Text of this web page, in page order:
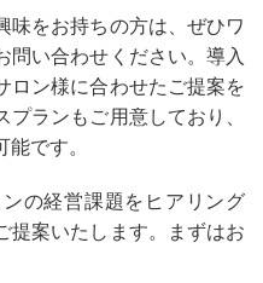
味をお持ちの方は、ぜひワ
問い合わせください。導入
ロン様に合わせたご提案を
ランもご用意しており、
です。
の経営課題をヒアリング
提案いたします。まずはお